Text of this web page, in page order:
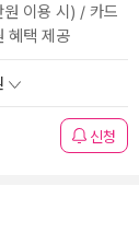
이용 시) / 카드
혜택 제공
신청